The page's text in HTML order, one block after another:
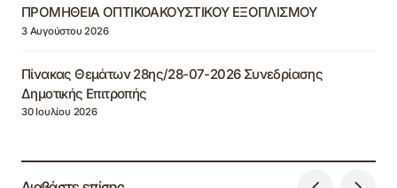
ΠΡΟΜΗΘΕΙΑ ΟΠΤΙΚΟΑΚΟΥΣΤΙΚΟΥ ΕΞΟΠΛΙΣΜΟΥ
3 Αυγούστου 2026
Πίνακας Θεμάτων 28ης/28-07-2026 Συνεδρίασης
Δημοτικής Επιτροπής
30 Ιουλίου 2026